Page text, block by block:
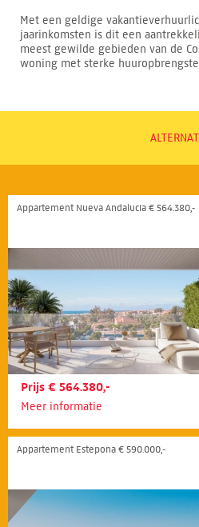
Met een geldige
jaarinkomsten is dit een
meest gewilde gebieden van de
woning met sterke
Appartement Nueva Andalucía € 564.380,-
Prijs € 564.380,-
Meer informatie
Appartement Estepona € 590.000,-